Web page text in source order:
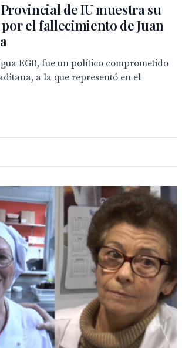
de IU muestra su
el fallecimiento de Juan
EGB, fue un político comprometido
a la que representó en el